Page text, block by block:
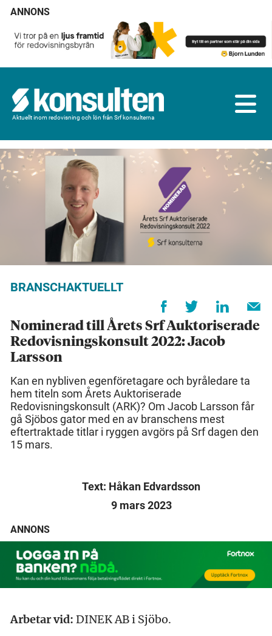
ANNONS
Aktuellt inom redovisning och lön från Srf konsulterna
BRANSCHAKTUELLT
Nominerad till Årets Srf Auktoriserade
Redovisningskonsult 2022: Jacob
Larsson
Kan en nybliven egenföretagare och byråledare ta
hem titeln som Årets Auktoriserade
Redovisningskonsult (ARK)? Om Jacob Larsson får
gå Sjöbos gator med en av branschens mest
eftertraktade titlar i ryggen avgörs på Srf dagen den
15 mars.
Text: Håkan Edvardsson
9 mars 2023
ANNONS
Arbetar vid: DINEK AB i Sjöbo.